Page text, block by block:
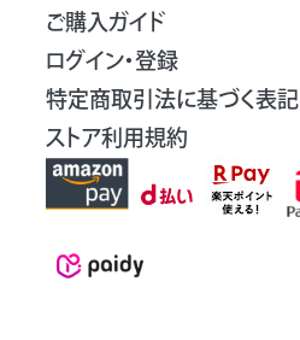
ご購入ガイド
ログイン・登録
特定商取引法に基づく表記
ストア利用規約